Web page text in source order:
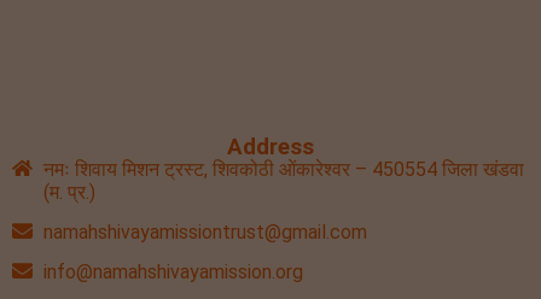
Address
नमः शिवाय मिशन ट्रस्ट, शिवकोठी ओंकारेश्वर – 450554 जिला खंडवा
(म. प्र.)
namahshivayamissiontrust@gmail.com
info@namahshivayamission.org